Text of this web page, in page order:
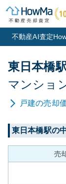
不動産AI査定
東日本橋
マンショ
戸建の売却
東日本橋駅の
売